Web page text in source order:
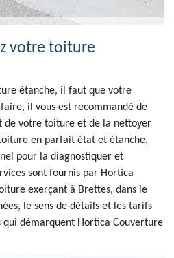
votre toiture
étanche, il faut que votre
il vous est recommandé de
de votre toiture et de la nettoyer
en parfait état et étanche,
pour la diagnostiquer et
sont fournis par Hortica
exerçant à Brettes, dans le
le sens de détails et les tarifs
qui démarquent Hortica Couverture